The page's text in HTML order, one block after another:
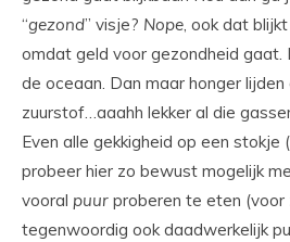
“gezond” visje? Nope, ook dat
omdat geld voor gezondheid gaat.
de oceaan. Dan maar honger lijden
zuurstof…aaahh lekker al die
Even alle gekkigheid op een stokje
probeer hier zo bewust mogelijk
vooral puur proberen te eten (voor
tegenwoordig ook daadwerkelijk